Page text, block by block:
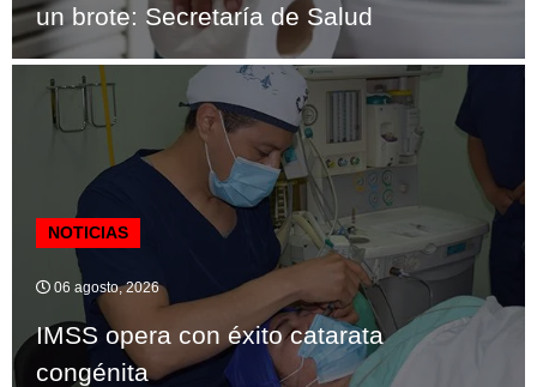
un brote: Secretaría de Salud
NOTICIAS
06 agosto, 2026
IMSS opera con éxito catarata
congénita